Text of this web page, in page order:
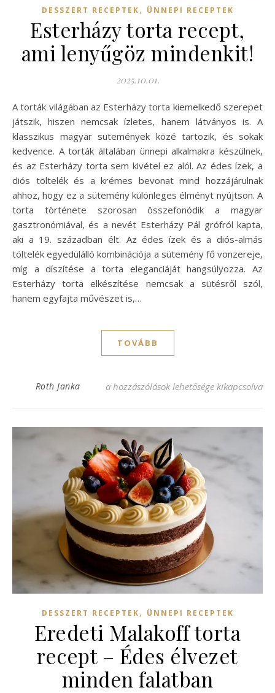
DESSZERT RECEPTEK, ÜNNEPI RECEPTEK
Esterházy torta recept,
ami lenyűgöz mindenkit!
2025.10.01.
A torták világában az Esterházy torta kiemelkedő szerepet
játszik, hiszen nemcsak ízletes, hanem látványos is. A
klasszikus magyar sütemények közé tartozik, és sokak
kedvence. A torták általában ünnepi alkalmakra készülnek,
és az Esterházy torta sem kivétel ez alól. Az édes ízek, a
diós töltelék és a krémes bevonat mind hozzájárulnak
ahhoz, hogy ez a sütemény különleges élményt nyújtson. A
torta története szorosan összefonódik a magyar
gasztronómiával, és a nevét Esterházy Pál grófról kapta,
aki a 19. században élt. Az édes ízek és a diós-almás
töltelék egyedülálló kombinációja a sütemény fő vonzereje,
míg a díszítése a torta eleganciáját hangsúlyozza. Az
Esterházy torta elkészítése nemcsak a sütésről szól,
hanem egyfajta művészet is,…
TOVÁBB
Roth Janka Esterházy torta recept, ami lenyűgöz
a hozzászólások lehetősége kikapcsolva
DESSZERT RECEPTEK, ÜNNEPI RECEPTEK
Eredeti Malakoff torta
recept – Édes élvezet
minden falatban